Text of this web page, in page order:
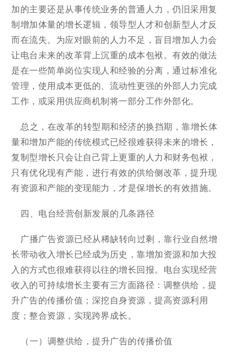
加的主要还是从事传统业务的普通人力，仍旧采用复
制增加体量的增长逻辑，领导型人才和创新型人才反
而在流失。为应对眼前的人力不足，盲目增加人力会
让电台未来的改革背上沉重的成本包袱。有效的做法
是在一些简单岗位实现人和经验的分离，通过标准化
管理，使用成本更低的、流动性更强的外部人力完成
工作，或采用供应商机制将一部分工作外部化。
总之，在改革的转型期和经济的换挡期，靠增长体
量和增加产能的传统模式已经很难获得未来的增长，
复制型增长只会让自己背上更重的人力和财务包袱，
只有优化现有产能，进行有效的供给侧改革，提升现
有资源和产能的变现能力，才是保增长的有效措施。
四、电台经营创新发展的几条路径
广播广告资源已经从稀缺转向过剩，靠行业自然增
长带动收入增长已经成为历史，靠增加资源和加大投
入的方式也很难获得以往的增长回报。电台实现经营
收入的可持续增长主要有三方面路径：调整供给，提
升广告的传播价值；深挖自身资源，提高资源利用
度；整合资源，实现跨界成长。
（一）调整供给，提升广告的传播价值